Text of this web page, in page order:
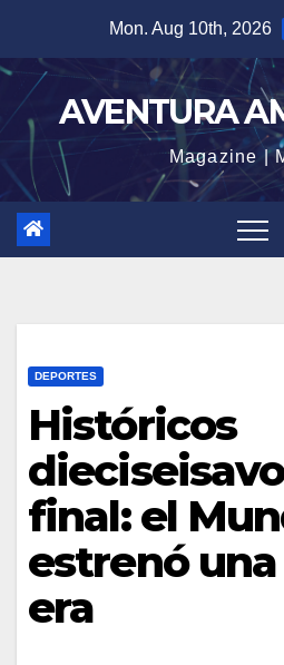
content
Mon. Aug 10th, 2026
AVENTURA
Magazine |
DEPORTES
Históricos
final: el
estrenó
era